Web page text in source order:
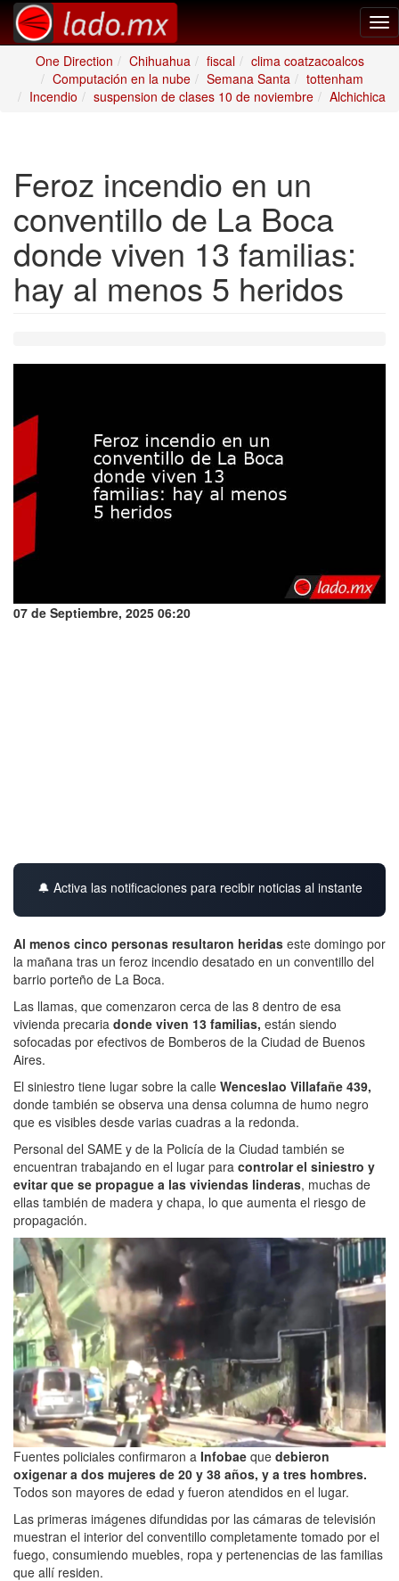
One Direction
Chihuahua fiscal
clima coatzacoalcos
Computación en la nube
Semana Santa
tottenham
Incendio
suspension de clases 10 de noviembre Alchichica
Feroz incendio en un
conventillo de La Boca
donde viven 13 familias:
hay al menos 5 heridos
07 de Septiembre, 2025 06:20
🔔 Activa las notificaciones para recibir noticias al instante
Al menos cinco personas resultaron heridas este domingo por
la mañana tras un feroz incendio desatado en un conventillo del
barrio porteño de La Boca.
Las llamas, que comenzaron cerca de las 8 dentro de esa
vivienda precaria donde viven 13 familias, están siendo
sofocadas por efectivos de Bomberos de la Ciudad de Buenos
Aires.
El siniestro tiene lugar sobre la calle Wenceslao Villafañe 439,
donde también se observa una densa columna de humo negro
que es visibles desde varias cuadras a la redonda.
Personal del SAME y de la Policía de la Ciudad también se
encuentran trabajando en el lugar para controlar el siniestro y
evitar que se propague a las viviendas linderas, muchas de
ellas también de madera y chapa, lo que aumenta el riesgo de
propagación.
Fuentes policiales confirmaron a Infobae que debieron
oxigenar a dos mujeres de 20 y 38 años, y a tres hombres.
Todos son mayores de edad y fueron atendidos en el lugar.
Las primeras imágenes difundidas por las cámaras de televisión
muestran el interior del conventillo completamente tomado por el
fuego, consumiendo muebles, ropa y pertenencias de las familias
que allí residen.